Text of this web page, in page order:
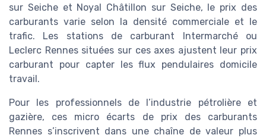
sur Seiche et Noyal Châtillon sur Seiche, le prix des
carburants varie selon la densité commerciale et le
trafic. Les stations de carburant Intermarché ou
Leclerc Rennes situées sur ces axes ajustent leur prix
carburant pour capter les flux pendulaires domicile
travail.
Pour les professionnels de l’industrie pétrolière et
gazière, ces micro écarts de prix des carburants
Rennes s’inscrivent dans une chaîne de valeur plus